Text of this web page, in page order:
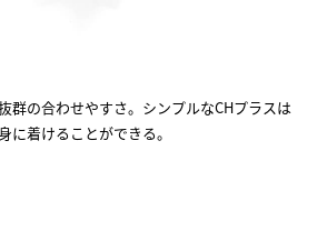
群の合わせやすさ。シンプルなCHプラスは
に着けることができる。